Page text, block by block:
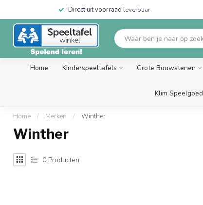
Direct uit voorraad leverbaar
Home Kinderspeeltafels Grote Bouwstenen
Klim Speelgoed
Home / Merken / Winther
Winther
0 Producten